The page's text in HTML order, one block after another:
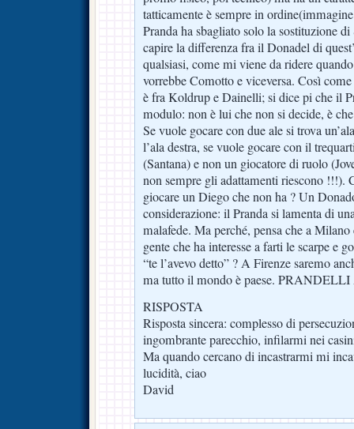
tatticamente è sempre in
Pranda ha sbagliato solo la sostituzione
capire la differenza fra il Donadel di
qualsiasi, come mi viene da ridere
vorrebbe Comotto e viceversa. Così
è fra Koldrup e Dainelli; si dice pi che il
modulo: non è lui che non si decide, è
Se vuole gocare con due ale si trova
l’ala destra, se vuole gocare con il
(Santana) e non un giocatore di ruolo
non sempre gli adattamenti riescono !!!).
giocare un Diego che non ha ? Un
considerazione: il Pranda si lamenta di
malafede. Ma perché, pensa che a
gente che ha interesse a farti le scarpe e
“te l’avevo detto” ? A Firenze saremo
ma tutto il mondo è paese.
RISPOSTA
Risposta sincera: complesso di
ingombrante parecchio, infilarmi nei
Ma quando cercano di incastrarmi mi
lucidità, ciao
David